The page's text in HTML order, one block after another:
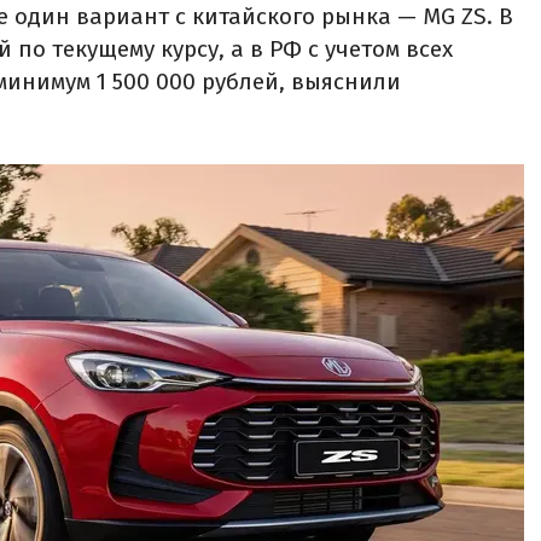
один вариант с китайского рынка — MG ZS. В
по текущему курсу, а в РФ с учетом всех
1 500 000 рублей, выяснили